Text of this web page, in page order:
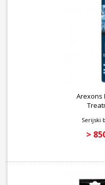
Arexons
Serijski
>